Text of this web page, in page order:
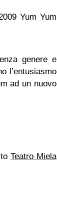
Yum Yum
genere e
l’entusiasmo
ad un nuovo
Teatro Miela